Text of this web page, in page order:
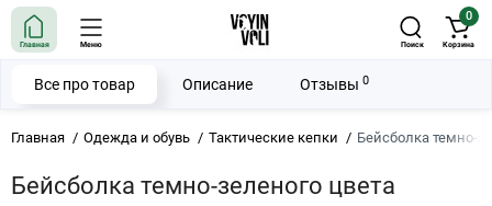
Главная Меню Поиск
0
Корзина
Главная Одежда и обувь Тактические кепки Бейсболка темно-
Бейсболка темно-зеленого цвета
Все про товар Описание Отзывы 0